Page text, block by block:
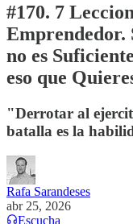
#170. 7
no es
eso que
"Derrotar al
batalla es la
Rafa Sarandeses
abr 25, 2026
Escucha